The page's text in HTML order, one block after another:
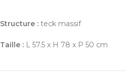
Structure : teck massif
Taille : L 57.5 x H 78 x P 50 cm